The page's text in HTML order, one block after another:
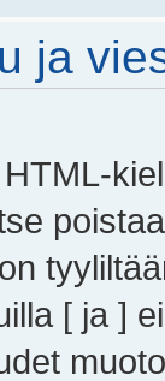
ja
[ ja ]